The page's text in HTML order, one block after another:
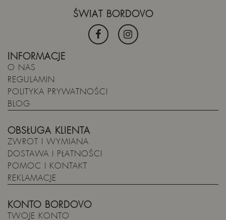
INFORMACJE
O NAS
REGULAMIN
POLITYKA PRYWATNOŚCI
BLOG
OBSŁUGA KLIENTA
ZWROT I WYMIANA
DOSTAWA I PŁATNOŚCI
POMOC I KONTAKT
REKLAMACJE
KONTO BORDOVO
TWOJE KONTO
ŚWIAT BORDOVO